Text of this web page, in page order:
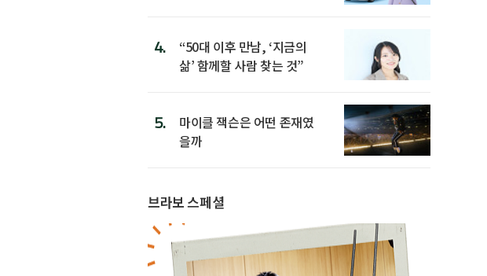
4.
“50대 이후 만남, ‘지금의
삶’ 함께할 사람 찾는 것”
5.
마이클 잭슨은 어떤 존재였
을까
브라보 스페셜